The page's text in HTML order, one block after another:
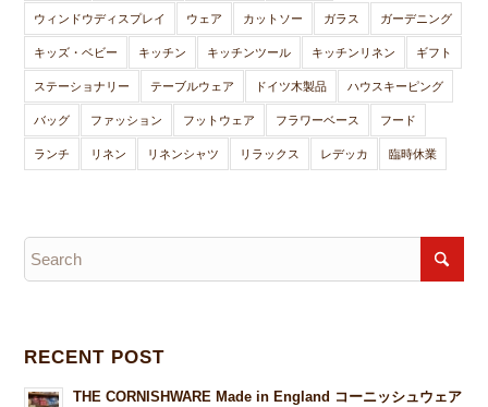
ウィンドウディスプレイ ウェア カットソー ガラス ガーデニング
キッズ・ベビー キッチン キッチンツール キッチンリネン ギフト
ステーショナリー テーブルウェア ドイツ木製品 ハウスキーピング
バッグ ファッション フットウェア フラワーベース フード
ランチ リネン リネンシャツ リラックス レデッカ 臨時休業
RECENT POST
THE CORNISHWARE Made in England コーニッシュウェア